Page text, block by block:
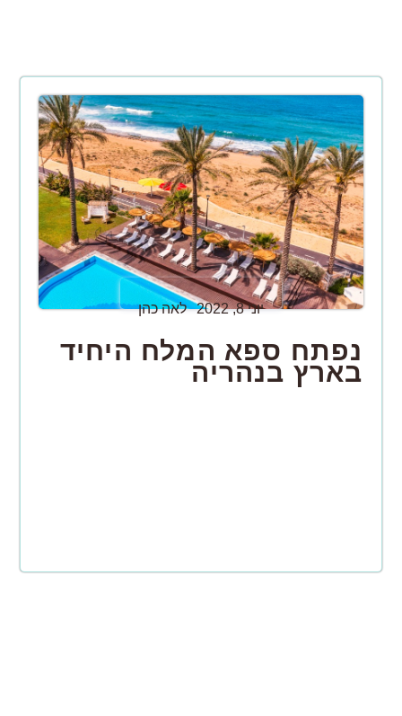
יוני 8, 2022 לאה כהן
נפתח ספא המלח היחיד
בארץ בנהריה